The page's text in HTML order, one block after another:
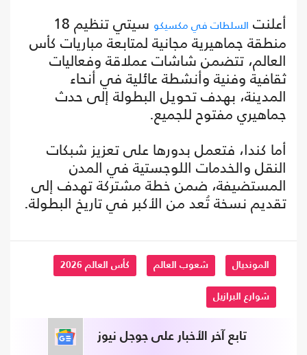
أعلنت السلطات في مكسيكو
سيتي تنظيم 18
منطقة جماهيرية مجانية لمتابعة مباريات كأس
العالم، تتضمن شاشات عملاقة وفعاليات
ثقافية وفنية وأنشطة عائلية في أنحاء
المدينة، بهدف تحويل البطولة إلى حدث
جماهيري مفتوح للجميع.
أما كندا، فتعمل بدورها على تعزيز شبكات
النقل والخدمات اللوجستية في المدن
المستضيفة، ضمن خطة مشتركة تهدف إلى
تقديم نسخة تُعد من الأكبر في تاريخ البطولة.
المونديال شعوب العالم كأس العالم 2026
شوارع البرازيل
تابع آخر الأخبار على جوجل نيوز